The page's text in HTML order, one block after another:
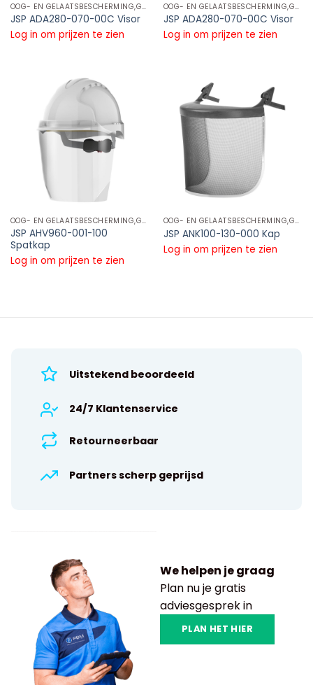
OOG- EN GELAATSBESCHERMING,GELAATSCHERMEN,GELAATSCHERM PC
JSP ADA280-070-00C Visor
Log in om prijzen te zien
OOG- EN GELAATSBESCHERMING,GELAATSCHERMEN,GELAATSCHERM PC
JSP ADA280-070-00C Visor
Log in om prijzen te zien
OOG- EN GELAATSBESCHERMING,GELAATSCHERMEN,GELAATSCHERM PC
JSP AHV960-001-100
Spatkap
Log in om prijzen te zien
OOG- EN GELAATSBESCHERMING,GELAATSCHERMEN,GELAATSCHERM PC
JSP ANK100-130-000 Kap
Log in om prijzen te zien
We helpen je graag
Plan nu je gratis
adviesgesprek in
PLAN HET HIER
Uitstekend beoordeeld
24/7 Klantenservice
Retourneerbaar
Partners scherp geprijsd